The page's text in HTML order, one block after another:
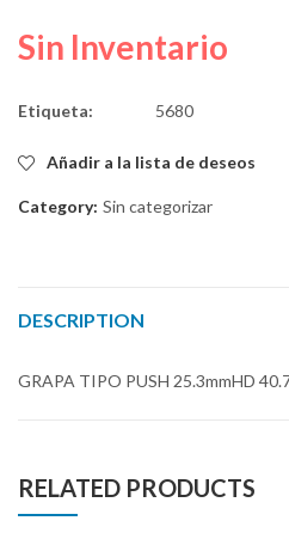
Sin Inventario
Etiqueta: 5680
Añadir a la lista de deseos
Category: Sin categorizar
DESCRIPTION
GRAPA TIPO PUSH 25.3mmHD
RELATED PRODUCTS